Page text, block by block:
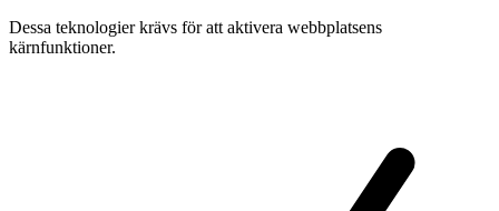
Dessa teknologier krävs för att aktivera webbplatsens
kärnfunktioner.